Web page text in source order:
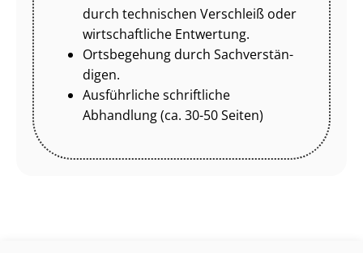
durch technischen Verschleiß oder
wirtschaftliche Entwertung.
Ortsbegehung durch Sach­ver­stän­
di­gen.
Ausführliche schriftliche
Abhandlung (ca. 30-50 Seiten)